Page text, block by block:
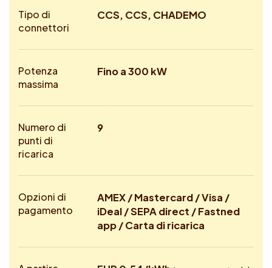
Tipo di
connettori
CCS, CCS, CHADEMO
Potenza
massima
Fino a 300 kW
Numero di
punti di
ricarica
9
Opzioni di
pagamento
AMEX / Mastercard / Visa /
iDeal / SEPA direct / Fastned
app / Carta di ricarica